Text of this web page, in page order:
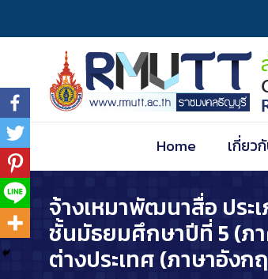
Home เกี่ยว
จ้างเหมาพัฒนาสื่อ ปร
ชั้นมัธยมศึกษาปีที่ 5 (ภา
ต่างประเทศ (ภาษาอังก